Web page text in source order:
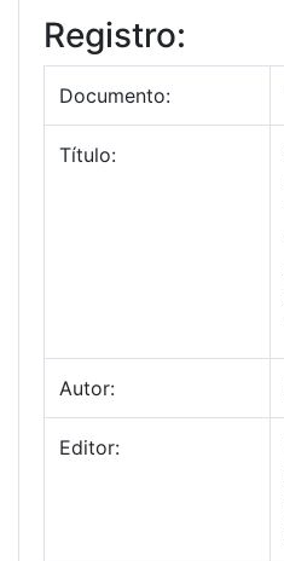
Registro:
Documento:
Título:
Autor:
Editor: